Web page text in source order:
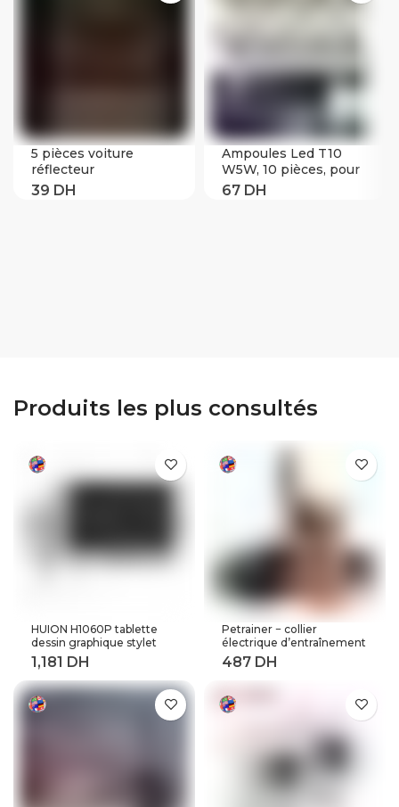
5 pièces voiture
réflecteur
réfléchissant
Ampoules Led T10
W5W, 10 pièces, pour
Renault mégane 2/3
Produits les plus consultés
HUION H1060P tablette
dessin graphique stylet
sans batterie inclinaison ±
60 ° tablette numérique
8192 stylo pression 12
touches Express
adaptateur OTG
Petrainer − collier
électrique d’entraînement
de chiens à distance,
longueur 800M (619A-1)